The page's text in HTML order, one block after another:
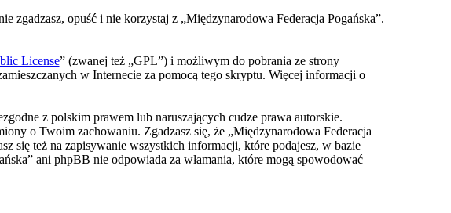
zgadzasz, opuść i nie korzystaj z „Międzynarodowa Federacja Pogańska”.
License” (zwanej też „GPL”) i możliwym do pobrania ze strony
w Internecie za pomocą tego skryptu. Więcej informacji o
z polskim prawem lub naruszających cudze prawa autorskie.
o Twoim zachowaniu. Zgadzasz się, że „Międzynarodowa Federacja
się też na zapisywanie wszystkich informacji, które podajesz, w bazie
ani phpBB nie odpowiada za włamania, które mogą spowodować